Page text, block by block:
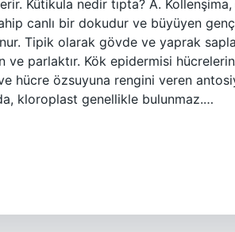
Kütikula nedir tıpta? A.
canlı bir dokudur ve büyüyen
Tipik olarak gövde ve yaprak
ve parlaktır. Kök epidermisi
hücre özsuyuna rengini veren
kloroplast genellikle bulunmaz.…